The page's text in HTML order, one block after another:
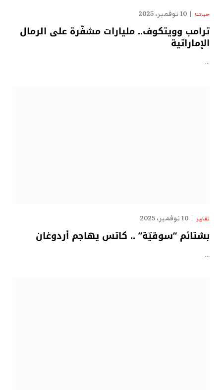
حياتنا 10 نوفمبر، 2025
ترامب وويتكوف.. مليارات مشفّرة على الرمال
الإماراتية
…
تقارير 10 نوفمبر، 2025
بشتائم “سوقيّة” .. كاتس يهاجم أردوغان
…